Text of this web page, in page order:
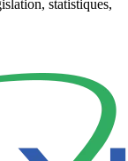
statistiques,